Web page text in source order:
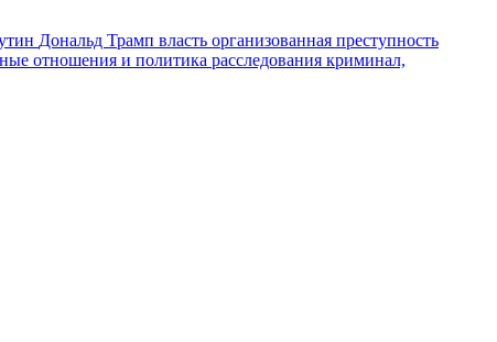
Дональд Трамп власть организованная преступность
отношения и политика расследования криминал,